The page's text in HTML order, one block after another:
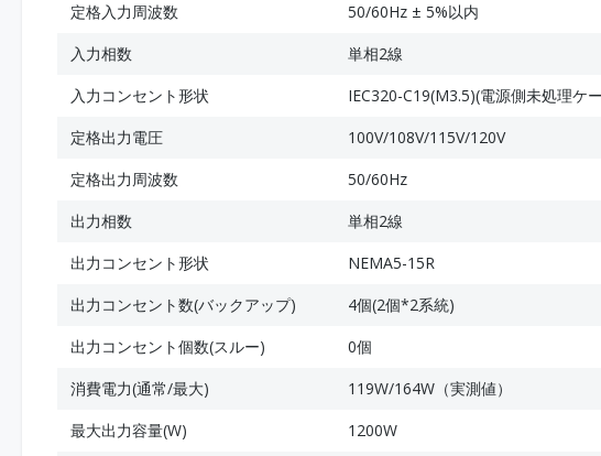
定格入力周波数
50/60Hz ± 5%以内
入力相数
単相2線
入力コンセント形状
IEC320-C19(M3.5)(電源側未処理ケ
定格出力電圧
100V/108V/115V/120V
定格出力周波数
50/60Hz
出力相数
単相2線
出力コンセント形状
NEMA5-15R
出力コンセント数(バックアップ)
4個(2個*2系統)
出力コンセント個数(スルー)
0個
消費電力(通常/最大)
119W/164W（実測値）
最大出力容量(W)
1200W